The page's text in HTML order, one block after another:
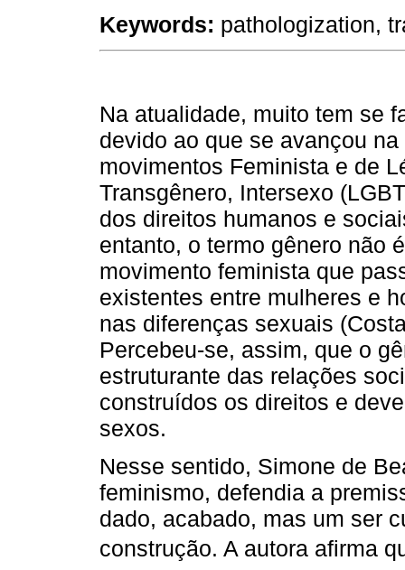
Keywords: pathologization,
Na atualidade, muito tem se
devido ao que se avançou
movimentos Feminista e de
Transgênero, Intersexo
dos direitos humanos e
entanto, o termo gênero não
movimento feminista que
existentes entre mulheres e
nas diferenças sexuais
Percebeu-se, assim, que o
estruturante das relações
construídos os direitos e
sexos.
Nesse sentido, Simone de
feminismo, defendia a
dado, acabado, mas um ser
construção. A autora afirma